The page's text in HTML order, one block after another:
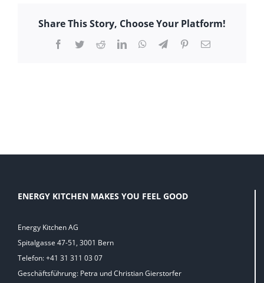
Share This Story, Choose Your Platform!
Facebook
TwitterRedditLinkedInWhatsApp
TelegramPinterest
E-
ENERGY KITCHEN MAKES YOU FEEL GOOD
Energy Kitchen AG
Spitalgasse 47-51, 3001 Bern
Telefon: +41 31 311 03 07
Geschäftsführung: Petra und Christian Gierstorfer